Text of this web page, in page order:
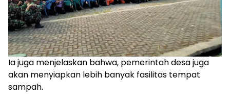
Ia juga menjelaskan bahwa, pemerintah desa juga
akan menyiapkan lebih banyak fasilitas tempat
sampah.